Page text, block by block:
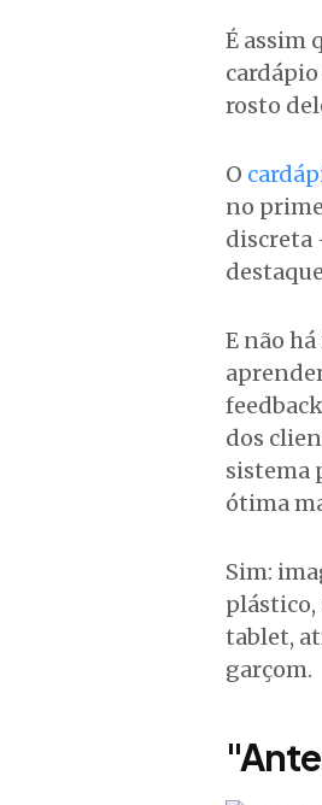
É assim
rosto
O
no
discreta
E não
dos
sistema
ótima
Sim:
plástico,
tablet,
garçom.